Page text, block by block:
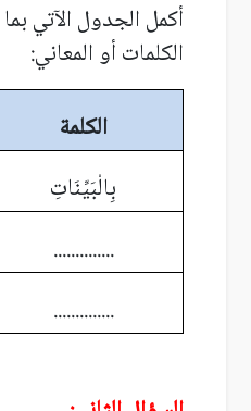
أكمل الجدول الآتي
الكلمات أو المعاني:
الكلمة
بِالْبَيِّنَاتِ
..............
..............